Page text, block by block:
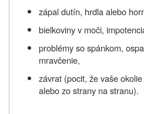
zápal dutín, hrdla alebo
bielkoviny v moči,
problémy so spánkom,
mravčenie,
závrat (pocit, že vaše
alebo zo strany na stranu).